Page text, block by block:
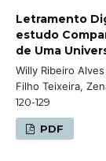
Letramento
estudo
de Uma
Willy Ribeiro
Filho Teixeira,
120-129
PDF